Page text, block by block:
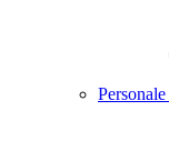
Personale